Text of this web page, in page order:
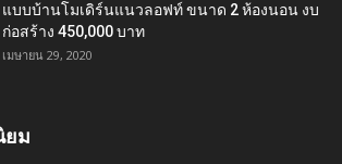
แบบบ้านโมเดิร์นแนวลอฟท์ ขนาด 2 ห้องนอน งบ
ก่อสร้าง 450,000 บาท
เมษายน 29, 2020
ยม